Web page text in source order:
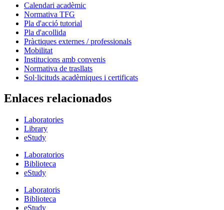
Calendari acadèmic
Normativa TFG
Pla d'acció tutorial
Pla d'acollida
Pràctiques externes / professionals
Mobilitat
Institucions amb convenis
Normativa de trasllats
Sol·licituds acadèmiques i certificats
Enlaces relacionados
Laboratories
Library
eStudy
Laboratorios
Biblioteca
eStudy
Laboratoris
Biblioteca
eStudy